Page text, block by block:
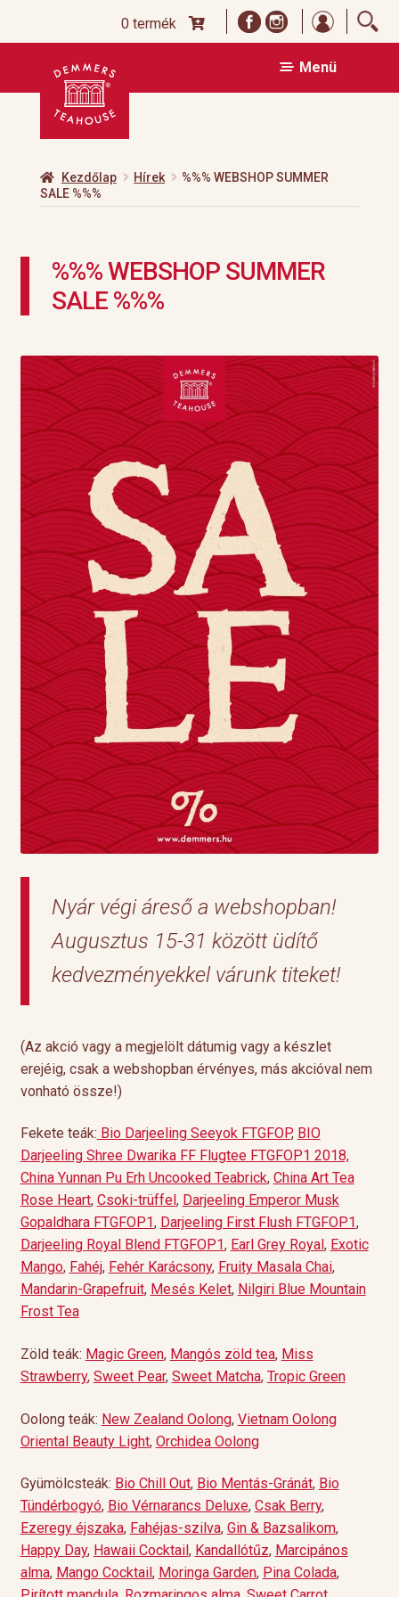
0 termék
Ugrás
navigációhoz
Kilépés
tartalomba
Menü
Kezdőlap Hírek
%%% WEBSHOP SUMMER
SALE %%%
%%% WEBSHOP SUMMER
SALE %%%
Nyár végi áreső a webshopban!
Augusztus 15-31 között üdítő
kedvezményekkel várunk titeket!
(Az akció vagy a megjelölt dátumig vagy a készlet
erejéig, csak a webshopban érvényes, más akcióval nem
vonható össze!)
Fekete teák: Bio Darjeeling Seeyok FTGFOP, BIO
Darjeeling Shree Dwarika FF Flugtee FTGFOP1 2018,
China Yunnan Pu Erh Uncooked Teabrick, China Art Tea
Rose Heart, Csoki-trüffel , Darjeeling Emperor Musk
Gopaldhara FTGFOP1, Darjeeling First Flush FTGFOP1,
Darjeeling Royal Blend FTGFOP1, Earl Grey Royal , Exotic
Mango, Fahéj, Fehér Karácsony, Fruity Masala Chai,
Mandarin-Grapefruit, Mesés Kelet, Nilgiri Blue Mountain
Frost Tea
Zöld teák: Magic Green, Mangós zöld tea, Miss
Strawberry, Sweet Pear, Sweet Matcha, Tropic Green
Oolong teák: New Zealand Oolong, Vietnam Oolong
Oriental Beauty Light, Orchidea Oolong
Gyümölcsteák: Bio Chill Out, Bio Mentás-Gránát, Bio
Tündérbogyó, Bio Vérnarancs Deluxe, Csak Berry,
Ezeregy éjszaka, Fahéjas-szilva, Gin & Bazsalikom,
Happy Day, Hawaii Cocktail , Kandallótűz, Marcipános
alma, Mango Cocktail , Moringa Garden, Pina Colada,